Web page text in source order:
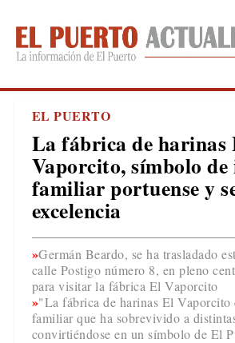
EL PUERTO
La fábrica de harinas
Vaporcito, símbolo
familiar portuense y
excelencia
Germán Beardo, se ha trasladado
calle Postigo número 8, en pleno
para visitar la fábrica El Vaporcito
"La fábrica de harinas El Vaporcito
familiar que ha sobrevivido a
convirtiéndose en un símbolo de El